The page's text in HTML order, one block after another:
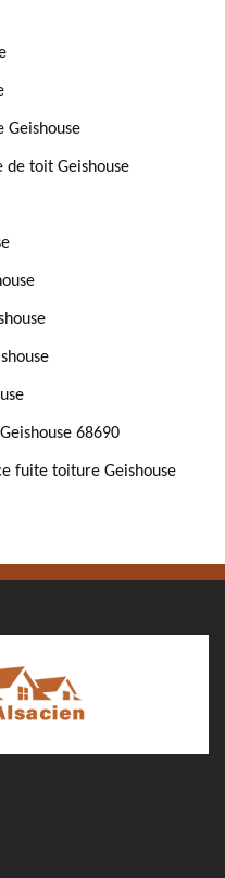
Geishouse
de toit Geishouse
68690
fuite toiture Geishouse